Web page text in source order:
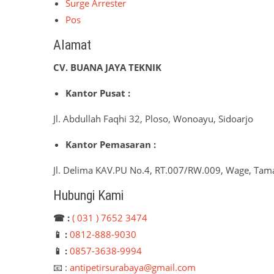
Surge Arrester
Pos
Alamat
CV. BUANA JAYA TEKNIK
Kantor Pusat :
Jl. Abdullah Faqhi 32, Ploso, Wonoayu, Sidoarjo
Kantor Pemasaran :
Jl. Delima KAV.PU No.4, RT.007/RW.009, Wage,
Hubungi Kami
☎ : ( 031 ) 7652 3474
📱 : 0812-888-9030
📱 : 0857-3638-9994
📧 : antipetirsurabaya@gmail.com